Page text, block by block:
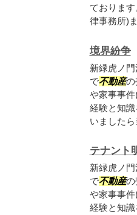
ておりま
律事務所)
境界紛争
新緑虎ノ
で不動産の
や家事事
経験と知
いました
テナント
新緑虎ノ
で不動産の
や家事事
経験と知